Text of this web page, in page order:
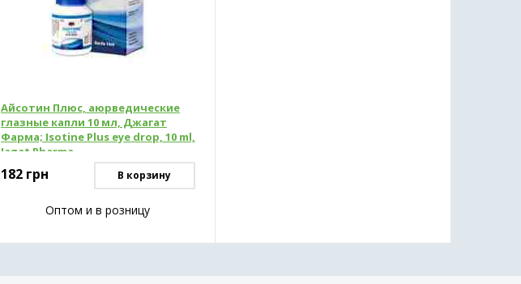
Айсотин Плюс, аюрведические
глазные капли 10 мл, Джагат
Фарма; Isotine Plus eye drop, 10 ml,
Jagat Pharma
182 грн В корзину
Оптом и в розницу